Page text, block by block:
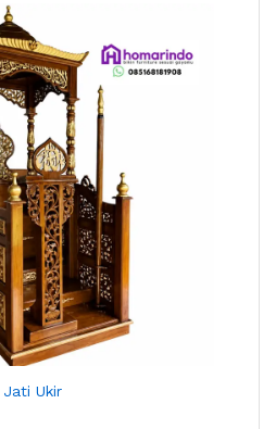
Ukir